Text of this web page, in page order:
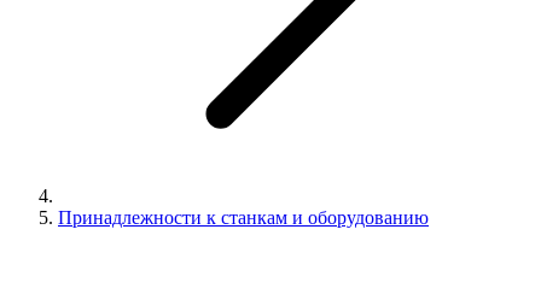
Принадлежности к станкам и оборудованию